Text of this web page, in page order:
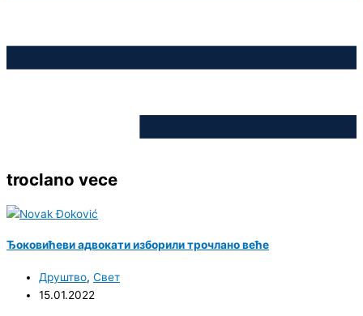
troclano vece
Ђоковићеви адвокати изборили трочлано веће
Друштво, Свет
15.01.2022